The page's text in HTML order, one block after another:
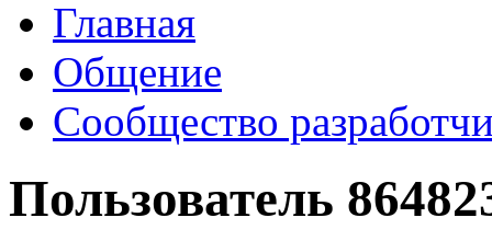
Главная
Общение
Сообщество
Пользователь